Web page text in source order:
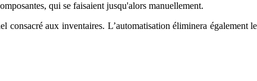
qui se faisaient jusqu'alors manuellement.
consacré aux inventaires. L’automatisation éliminera également